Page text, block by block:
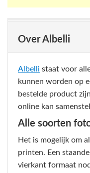
Over Albelli
Albelli staat voor
kunnen worden op
bestelde product
online kan
Alle soorten
Het is mogelijk om
printen. Een
vierkant formaat